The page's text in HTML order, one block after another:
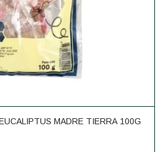
MADRE TIERRA 100G